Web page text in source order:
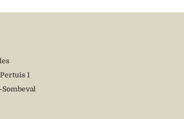
1
Sombeval